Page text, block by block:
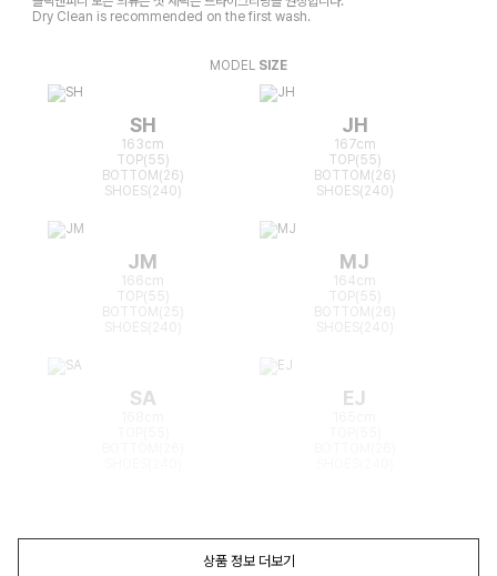
Dry Clean is recommended on the first wash.
MODEL SIZE
SH
163cm
TOP(55)
BOTTOM(26)
SHOES(240)
JH
167cm
TOP(55)
BOTTOM(26)
SHOES(240)
JM
166cm
TOP(55)
BOTTOM(25)
MJ
164cm
TOP(55)
BOTTOM(26)
SA EJ
상품 정보 더보기